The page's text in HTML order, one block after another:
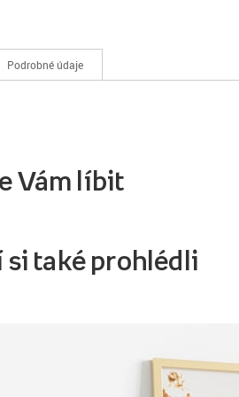
Podrobné údaje
Vám líbit
si také prohlédli